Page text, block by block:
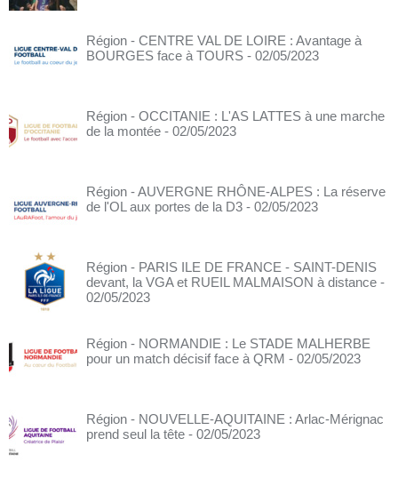
Région - CENTRE VAL DE LOIRE : Avantage à
BOURGES face à TOURS - 02/05/2023
Région - OCCITANIE : L'AS LATTES à une marche
de la montée - 02/05/2023
Région - AUVERGNE RHÔNE-ALPES : La réserve
de l'OL aux portes de la D3 - 02/05/2023
Région - PARIS ILE DE FRANCE - SAINT-DENIS
devant, la VGA et RUEIL MALMAISON à distance -
02/05/2023
Région - NORMANDIE : Le STADE MALHERBE
pour un match décisif face à QRM - 02/05/2023
Région - NOUVELLE-AQUITAINE : Arlac-Mérignac
prend seul la tête - 02/05/2023